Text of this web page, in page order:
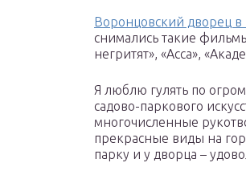
Воронцовский дворец
снимались такие
негритят», «Асса»,
Я люблю гулять по
садово-паркового
многочисленные
прекрасные виды на
парку и у дворца –